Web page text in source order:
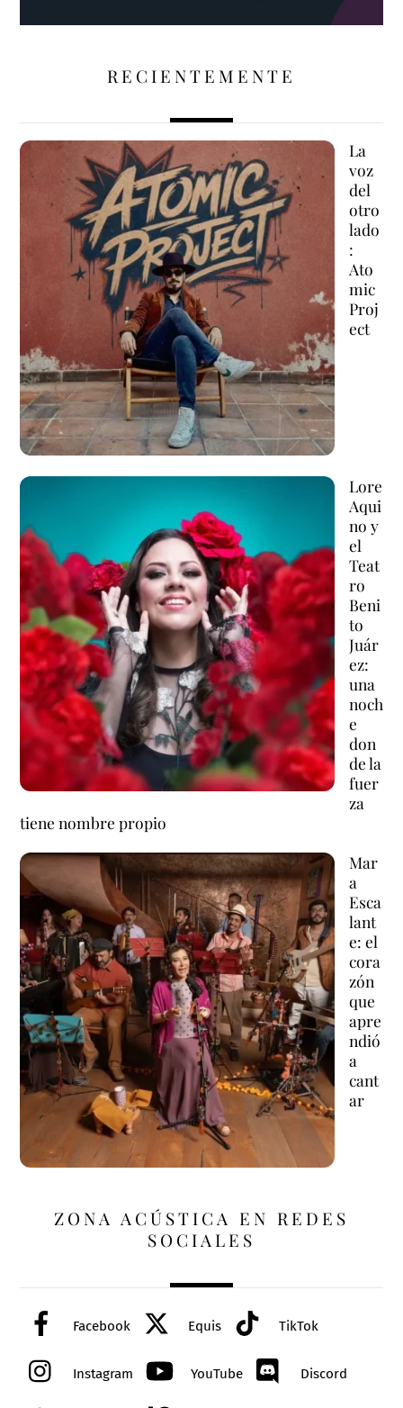
RECIENTEMENTE
La
voz
del
otro
lado
:
Ato
mic
Proj
ect
Lore
Aqui
no y
el
Teat
ro
Beni
to
Juár
ez:
una
noch
e
don
de la
fuer
za
tiene nombre propio
Mar
a
Esca
lant
e: el
cora
zón
que
apre
ndió
a
cant
ar
ZONA ACÚSTICA EN REDES
SOCIALES
Facebook Equis TikTok
Instagram YouTube Discord